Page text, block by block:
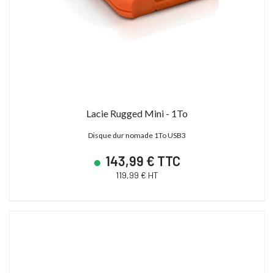
Lacie Rugged Mini - 1To
Disque dur nomade 1To USB3
143,99 € TTC
119,99 € HT